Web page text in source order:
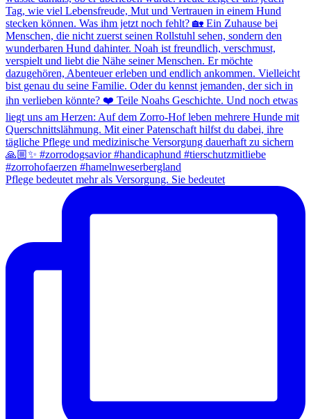
Pflege bedeutet mehr als Versorgung. Sie bedeutet